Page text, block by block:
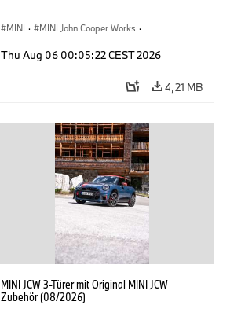
MINI · MINI John Cooper Works ·
Sonderausstattungen, Zubehör
Thu Aug 06 00:05:22 CEST 2026
4,21 MB
MINI JCW 3-Türer mit Original MINI JCW
Zubehör (08/2026)